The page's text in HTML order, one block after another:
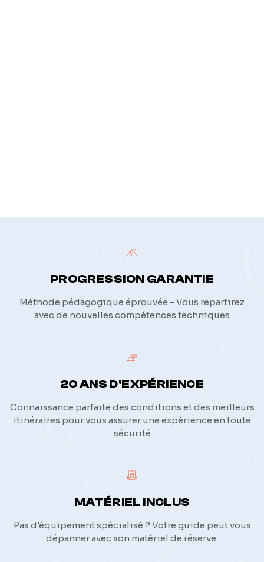
PROGRESSION GARANTIE
Méthode pédagogique éprouvée - Vous repartirez
avec de nouvelles compétences techniques
20 ANS D'EXPÉRIENCE
Connaissance parfaite des conditions et des meilleurs
itinéraires pour vous assurer une expérience en toute
sécurité
MATÉRIEL INCLUS
Pas d'équipement spécialisé ? Votre guide peut vous
dépanner avec son matériel de réserve.